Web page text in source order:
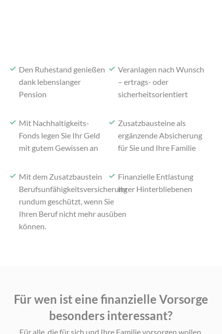
Den Ruhestand genießen
dank lebenslanger
Pension
Veranlagen nach Wunsch
– ertrags- oder
sicherheitsorientiert
Mit Nachhaltigkeits-
Fonds legen Sie Ihr Geld
mit gutem Gewissen an
Zusatzbausteine als
ergänzende Absicherung
für Sie und Ihre Familie
Mit dem Zusatzbaustein
Berufsunfähigkeitsversicherung
rundum geschützt, wenn Sie
Ihren Beruf nicht mehr ausüben
können.
Finanzielle Entlastung
Ihrer Hinterbliebenen
Für wen ist eine finanzielle Vorsorge
besonders interessant?
Für alle, die für sich und Ihre Familie vorsorgen wollen.